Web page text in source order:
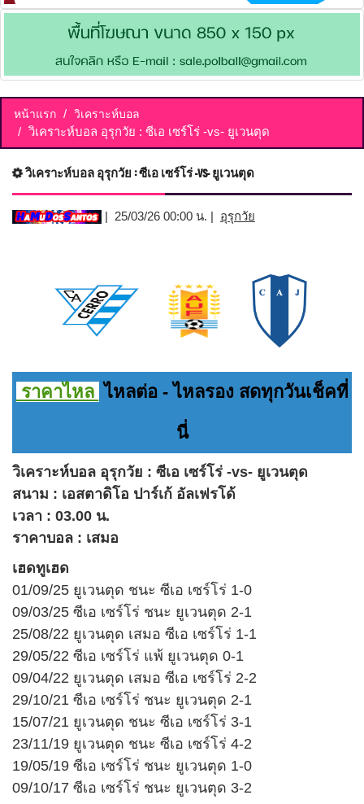
หน้าแรก วิเคราะห์บอล
วิเคราะห์บอล อุรุกวัย : ซีเอ เซร์โร่ -vs- ยูเวนตุด
วิเคราะห์บอล อุรุกวัย : ซีเอ เซร์โร่ -vs- ยูเวนตุด
| 25/03/26 00:00 น. | อุรุกวัย
ราคาไหล ไหลต่อ - ไหลรอง สดทุกวันเช็คที่
นี่
วิเคราะห์บอล อุรุกวัย : ซีเอ เซร์โร่ -vs- ยูเวนตุด
สนาม : เอสตาดิโอ ปาร์เก้ อัลเฟรโด้
เวลา : 03.00 น.
ราคาบอล : เสมอ
เฮดทูเฮด
01/09/25 ยูเวนตุด ชนะ ซีเอ เซร์โร่ 1-0
09/03/25 ซีเอ เซร์โร่ ชนะ ยูเวนตุด 2-1
25/08/22 ยูเวนตุด เสมอ ซีเอ เซร์โร่ 1-1
29/05/22 ซีเอ เซร์โร่ แพ้ ยูเวนตุด 0-1
09/04/22 ยูเวนตุด เสมอ ซีเอ เซร์โร่ 2-2
29/10/21 ซีเอ เซร์โร่ ชนะ ยูเวนตุด 2-1
15/07/21 ยูเวนตุด ชนะ ซีเอ เซร์โร่ 3-1
23/11/19 ยูเวนตุด ชนะ ซีเอ เซร์โร่ 4-2
19/05/19 ซีเอ เซร์โร่ ชนะ ยูเวนตุด 1-0
09/10/17 ซีเอ เซร์โร่ ชนะ ยูเวนตุด 3-2